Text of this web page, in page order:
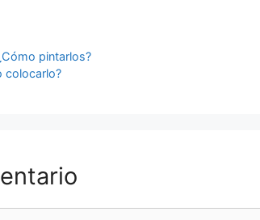
pintarlos?
colocarlo?